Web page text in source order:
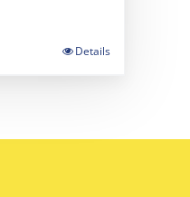
Details